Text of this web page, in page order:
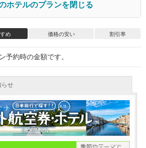
ホテルのプランを閉じる
め 価格の安い 割引率
予約時の金額です。